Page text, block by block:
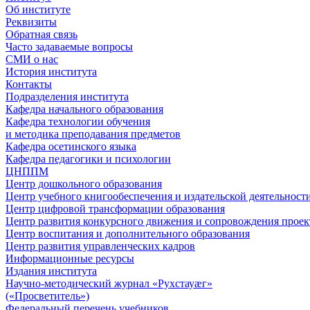
Об институте
Реквизиты
Обратная связь
Часто задаваемые вопросы
СМИ о нас
История института
Контакты
Подразделения института
Кафедра начального образования
Кафедра технологии обучения
и методика преподавания предметов
Кафедра осетинского языка
Кафедра педагогики и психологии
ЦНППМ
Центр дошкольного образования
Центр учебного книгообеспечения и издательской
Центр цифровой трансформации образования
Центр развития конкурсного движения и сопровождения
Центр воспитания и дополнительного образования
Центр развития управленческих кадров
Информационные ресурсы
Издания института
Научно-методический журнал «Рухстауæг»
(«Просветитель»)